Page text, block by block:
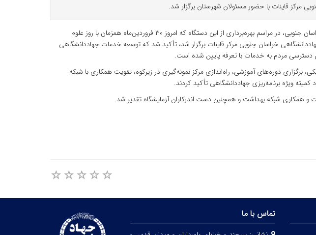
به گزارش روابط عمومی جهاددانشگاهی خراسان جنوبی، در مراسم بهره‌برداری از این دستگاه که امروز ۳۰ فروردین‌ماه همزمان با روز علوم
خراسان جنوبی مرکر قاینات برگزار شد، تأکید شد که توسعه خدمات جهاددانشگاهی
مردم به خدمات با تعرفه پایین شده است.
برگزاری دوره‌های آموزشی، راه‌اندازی مرکز نمونه‌گیری در زیرکوه، تقویت همکاری با شبکه
ویژه برنامه‌ریزی جهاددانشگاهی تأکید کردند.
و همکاری شبکه بهداشت و همچنین دست اندرکاران آزمایشگاه تقدیر شد.
تماس با ما